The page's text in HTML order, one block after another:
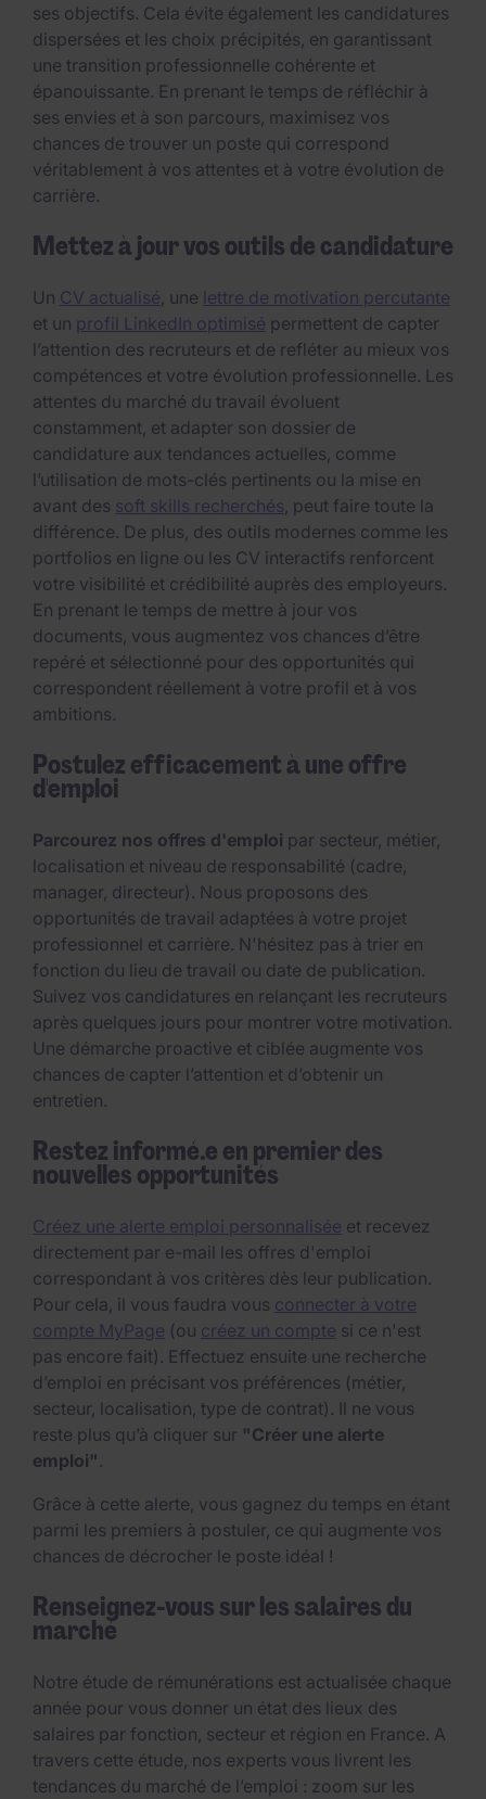
ses objectifs. Cela évite également les candidatures
dispersées et les choix précipités, en garantissant
une transition professionnelle cohérente et
épanouissante. En prenant le temps de réfléchir à
ses envies et à son parcours, maximisez vos
chances de trouver un poste qui correspond
véritablement à vos attentes et à votre évolution de
carrière.
Mettez à jour vos outils de candidature
Un CV actualisé, une lettre de motivation percutante
et un profil LinkedIn optimisé permettent de capter
l’attention des recruteurs et de refléter au mieux vos
compétences et votre évolution professionnelle. Les
attentes du marché du travail évoluent
constamment, et adapter son dossier de
candidature aux tendances actuelles, comme
l’utilisation de mots-clés pertinents ou la mise en
avant des soft skills recherchés, peut faire toute la
différence. De plus, des outils modernes comme les
portfolios en ligne ou les CV interactifs renforcent
votre visibilité et crédibilité auprès des employeurs.
En prenant le temps de mettre à jour vos
documents, vous augmentez vos chances d’être
repéré et sélectionné pour des opportunités qui
correspondent réellement à votre profil et à vos
ambitions.
Postulez efficacement à une offre
d'emploi
Parcourez nos offres d'emploi par secteur, métier,
localisation et niveau de responsabilité (cadre,
manager, directeur). Nous proposons des
opportunités de travail adaptées à votre projet
professionnel et carrière. N'hésitez pas à trier en
fonction du lieu de travail ou date de publication.
Suivez vos candidatures en relançant les recruteurs
après quelques jours pour montrer votre motivation.
Une démarche proactive et ciblée augmente vos
chances de capter l’attention et d’obtenir un
entretien.
Restez informé.e en premier des
nouvelles opportunités
Créez une alerte emploi personnalisée et recevez
directement par e-mail les offres d'emploi
correspondant à vos critères dès leur publication.
Pour cela, il vous faudra vous connecter à votre
compte MyPage (ou créez un compte si ce n'est
pas encore fait). Effectuez ensuite une recherche
d’emploi en précisant vos préférences (métier,
secteur, localisation, type de contrat). Il ne vous
reste plus qu’à cliquer sur "Créer une alerte
emploi" .
Grâce à cette alerte, vous gagnez du temps en étant
parmi les premiers à postuler, ce qui augmente vos
chances de décrocher le poste idéal !
Renseignez-vous sur les salaires du
marché
Notre étude de rémunérations est actualisée chaque
année pour vous donner un état des lieux des
salaires par fonction, secteur et région en France. A
travers cette étude, nos experts vous livrent les
tendances du marché de l’emploi : zoom sur les